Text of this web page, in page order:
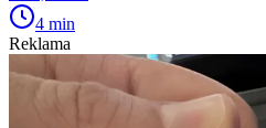
4 min
Reklama